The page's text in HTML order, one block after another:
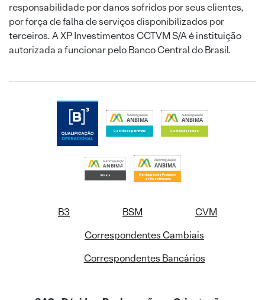
responsabilidade por danos sofridos por seus clientes,
por força de falha de serviços disponibilizados por
terceiros. A XP Investimentos CCTVM S/A é instituição
autorizada a funcionar pelo Banco Central do Brasil.
B3 BSM
CVM
Correspondentes Cambiais
Correspondentes Bancários